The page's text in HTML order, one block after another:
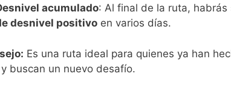
acumulado: Al final de la ruta,
desnivel positivo en varios días.
Es una ruta ideal para quienes ya han
y buscan un nuevo desafío.